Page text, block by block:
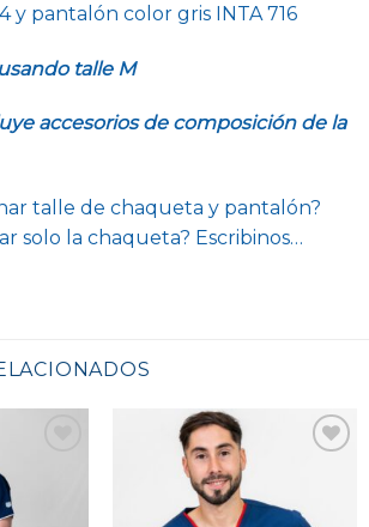
y pantalón color gris INTA 716
talle M
accesorios de composición de la
talle de chaqueta y pantalón?
solo la chaqueta? Escribinos…
Favoritos